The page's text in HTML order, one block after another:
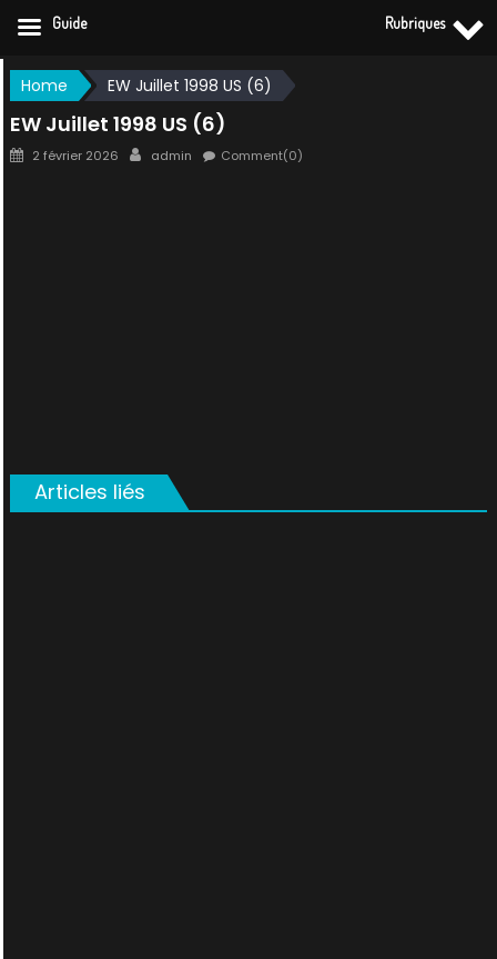
Skip
to
content
Home EW Juillet 1998 US (6)
EW Juillet 1998 US (6)
Posted
2 février 2026 Author
admin Comment(0)
Articles liés
Guide Rubriques